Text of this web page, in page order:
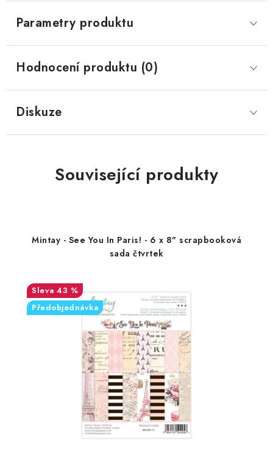
Parametry produktu
Hodnocení produktu (0)
Diskuze
Související produkty
Mintay - See You In Paris! - 6 x 8" scrapbooková
sada čtvrtek
43 %
Předobjednávka